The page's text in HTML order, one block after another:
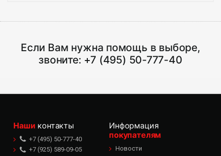
Если Вам нужна помощь в выборе,
звоните: +7 (495) 50-777-40
Наши контакты
+7 (495) 50-777-40
+7 (925) 589-09-05
Информация
покупателям
Новости